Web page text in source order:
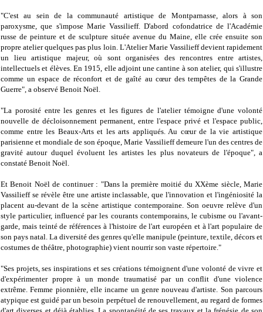
"C'est au sein de la communauté artistique de Montparnasse, alors à son
paroxysme, que s'impose Marie Vassilieff. D'abord cofondatrice de l'Académie
russe de peinture et de sculpture située avenue du Maine, elle crée ensuite son
propre atelier quelques pas plus loin. L'Atelier Marie Vassilieff devient rapidement
un lieu artistique majeur, où sont organisées des rencontres entre artistes,
intellectuels et élèves. En 1915, elle adjoint une cantine à son atelier, qui s'illustre
comme un espace de réconfort et de gaîté au cœur des tempêtes de la Grande
Guerre", a observé Benoit Noël.
"La porosité entre les genres et les figures de l'atelier témoigne d'une volonté
nouvelle de décloisonnement permanent, entre l'espace privé et l'espace public,
comme entre les Beaux-Arts et les arts appliqués. Au cœur de la vie artistique
parisienne et mondiale de son époque, Marie Vassilieff demeure l'un des centres de
gravité autour duquel évoluent les artistes les plus novateurs de l'époque", a
constaté Benoit Noël.
Et Benoit Noël de continuer : "Dans la première moitié du XXème siècle, Marie
Vassilieff se révèle être une artiste inclassable, que l'innovation et l'ingéniosité la
placent au-devant de la scène artistique contemporaine. Son oeuvre relève d'un
style particulier, influencé par les courants contemporains, le cubisme ou l'avant-
garde, mais teinté de références à l'histoire de l'art européen et à l'art populaire de
son pays natal. La diversité des genres qu'elle manipule (peinture, textile, décors et
costumes de théâtre, photographie) vient nourrir son vaste répertoire."
"Ses projets, ses inspirations et ses créations témoignent d'une volonté de vivre et
d'expérimenter propre à un monde traumatisé par un conflit d'une violence
extrême. Femme pionnière, elle incarne un genre nouveau d'artiste. Son parcours
atypique est guidé par un besoin perpétuel de renouvellement, au regard de formes